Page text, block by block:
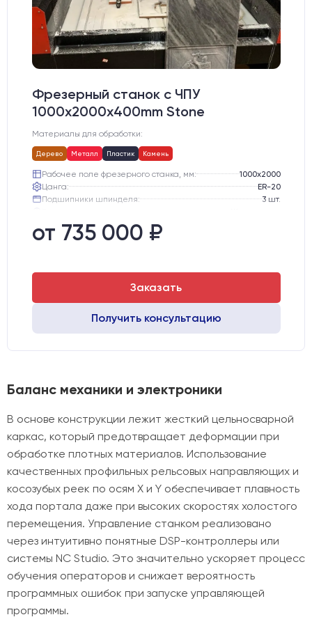
Фрезерный станок с ЧПУ
1000x2000х400mm Stone
Материалы для обработки:
Дерево Металл Пластик Камень
Рабочее поле фрезерного станка, мм:
1000х2000
Цанга:
ER-20
Подшипники шпинделя:
3 шт.
Стол:
Двигатели:
от 735 000 ₽
Заказать
Получить консультацию
Баланс механики и электроники
В основе конструкции лежит жесткий цельносварной
каркас, который предотвращает деформации при
обработке плотных материалов. Использование
качественных профильных рельсовых направляющих и
косозубых реек по осям X и Y обеспечивает плавность
хода портала даже при высоких скоростях холостого
перемещения. Управление станком реализовано
через интуитивно понятные DSP-контроллеры или
системы NC Studio. Это значительно ускоряет процесс
обучения операторов и снижает вероятность
программных ошибок при запуске управляющей
программы.